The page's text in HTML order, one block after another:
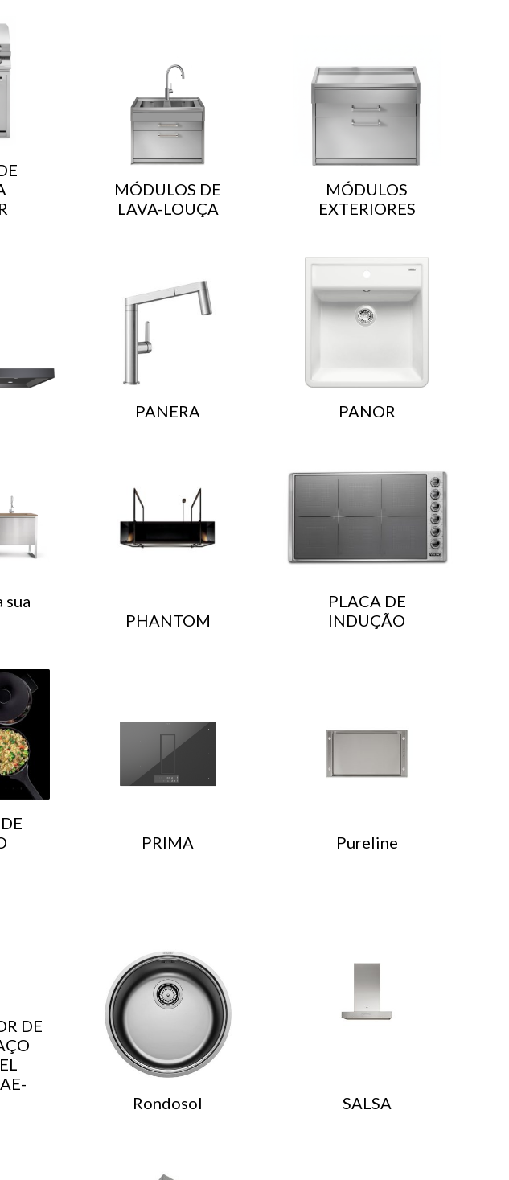
MÓDULOS DE
LAVA-LOUÇA
MÓDULOS
EXTERIORES
PANERA PANOR
sua
PHANTOM
PLACA DE
INDUÇÃO
PRIMA Pureline
DE
Rondosol SALSA